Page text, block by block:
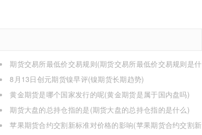
期货交易所最低价交易规则(期货交易所最低价交易规则是什
8月13日创元期货镍早评(镍期货长期趋势)
黄金期货是哪个国家发行的呢(黄金期货是属于国内盘吗)
期货大盘的总持仓指的是(期货大盘的总持仓指的是什么)
苹果期货合约交割新标准对价格的影响(苹果期货合约交割新